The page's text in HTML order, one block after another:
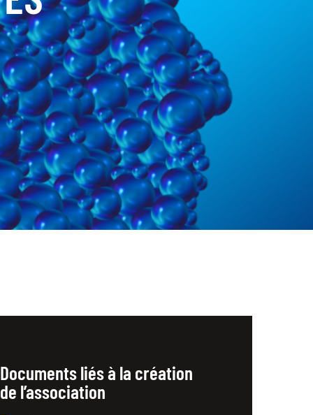
Documents liés à la création
de l’association